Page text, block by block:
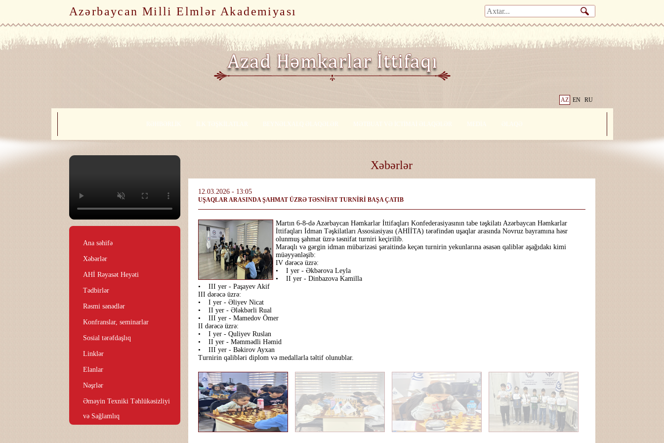
Azərbaycan Milli Elmlər Akademiyası
AZ EN RU
RƏHBƏRLİK İLK TƏŞKİLATLAR BEYNƏLXALQ ƏLAQƏLƏR MƏTBUAT VƏ İCTİMAİ ƏLAQƏLƏR MEDİA ƏLAQƏ
Ana səhifə
Xəbərlər
AHİ Rəyasət Heyəti
Tədbirlər
Rəsmi sənədlər
Konfranslar, seminarlar
Sosial tərəfdaşlıq
Linklər
Elanlar
Nəşrlər
Əməyin Texniki Təhlükəsizliyi
və Sağlamlıq
Xəbərlər
12.03.2026 - 13:05
UŞAQLAR ARASINDA ŞAHMAT ÜZRƏ TƏSNİFAT TURNİRİ BAŞA ÇATIB
Martın 6-8-də Azərbaycan Həmkarlar İttifaqları Konfederasiyasının tabe təşkilatı Azərbaycan Həmkarlar
İttifaqları İdman Təşkilatları Assosiasiyası (AHİİTA) tərəfindən uşaqlar arasında Novruz bayramına həsr
olunmuş şahmat üzrə təsnifat turniri keçirilib.
Maraqlı və gərgin idman mübarizəsi şəraitində keçən turnirin yekunlarına əsasən qaliblər aşağıdakı kimi
müəyyənləşib:
IV dərəcə üzrə:
• I yer - Əkbərova Leyla
• II yer - Dinbazova Kamilla
• III yer - Paşayev Akif
III dərəcə üzrə:
• I yer - Əliyev Nicat
• II yer - Ələkbərli Rual
• III yer - Mamedov Ömer
II dərəcə üzrə:
• I yer - Quliyev Ruslan
• II yer - Məmmədli Həmid
• III yer - Bəkirov Ayxan
Turnirin qalibləri diplom və medallarla təltif olunublar.